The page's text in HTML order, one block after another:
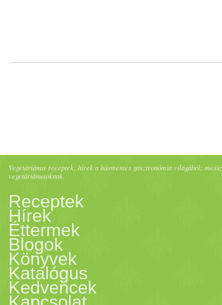
Vegetáriánus receptek, hírek a húsmentes gasztronómia világából;
vegetáriánusoknak.
Receptek
Hírek
Éttermek
Blogok
Könyvek
Katalógus
Kedvencek